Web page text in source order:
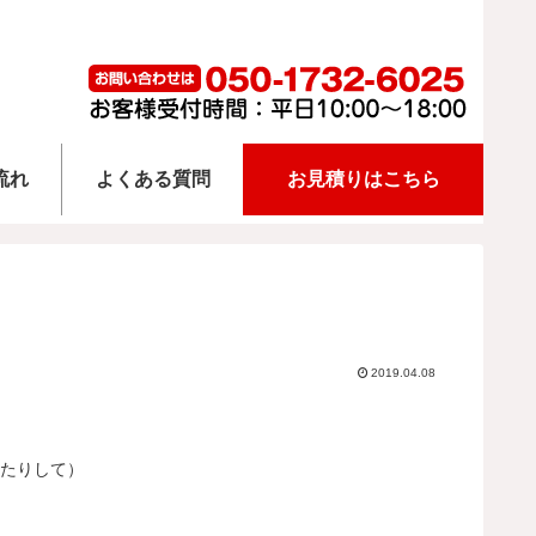
れ よくある質問 お見積りはこちら
2019.04.08
りして）